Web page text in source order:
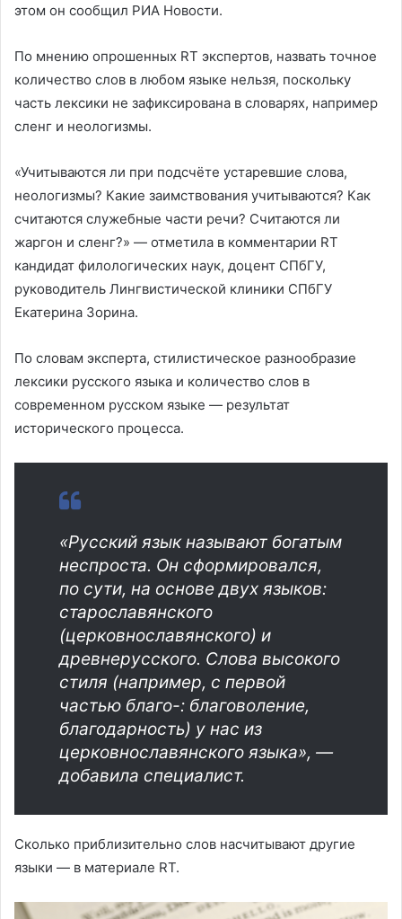
этом он сообщил РИА Новости.
По мнению опрошенных RT экспертов, назвать точное
количество слов в любом языке нельзя, поскольку
часть лексики не зафиксирована в словарях, например
сленг и неологизмы.
«Учитываются ли при подсчёте устаревшие слова,
неологизмы? Какие заимствования учитываются? Как
считаются служебные части речи? Считаются ли
жаргон и сленг?» — отметила в комментарии RT
кандидат филологических наук, доцент СПбГУ,
руководитель Лингвистической клиники СПбГУ
Екатерина Зорина.
По словам эксперта, стилистическое разнообразие
лексики русского языка и количество слов в
современном русском языке — результат
исторического процесса.
«Русский язык называют богатым
неспроста. Он сформировался,
по сути, на основе двух языков:
старославянского
(церковнославянского) и
древнерусского. Слова высокого
стиля (например, с первой
частью благо-: благоволение,
благодарность) у нас из
церковнославянского языка», —
добавила специалист.
Сколько приблизительно слов насчитывают другие
языки — в материале RT.